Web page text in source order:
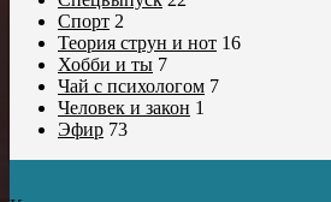
Спорт 2
Теория струн и нот 16
Хобби и ты 7
Чай с психологом 7
Человек и закон 1
Эфир 73